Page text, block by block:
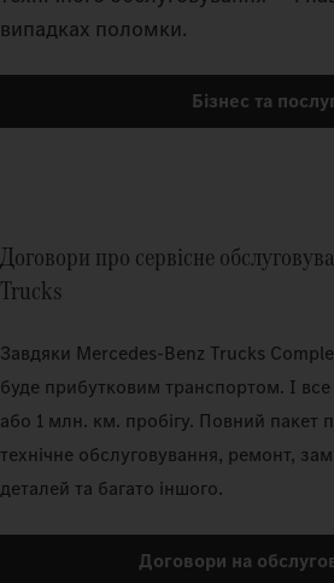
випадках поломки.
Бізнес та
Договори про сервісне
Trucks
Завдяки Mercedes‑Benz Trucks
буде прибутковим транспортом. І все
або 1 млн. км. пробігу. Повний пакет
технічне обслуговування, ремонт,
деталей та багато іншого.
Договори на